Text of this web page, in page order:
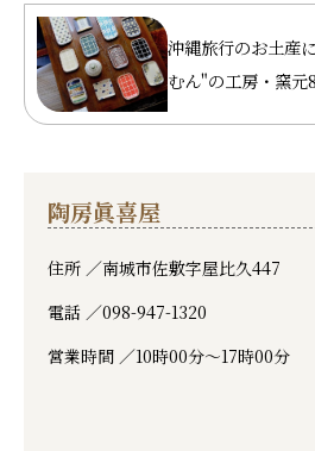
沖縄旅行のお土産
むん"の工房・窯元
陶房眞喜屋
住所 ／南城市佐敷字屋比久447
電話 ／098-947-1320
営業時間 ／10時00分～17時00分